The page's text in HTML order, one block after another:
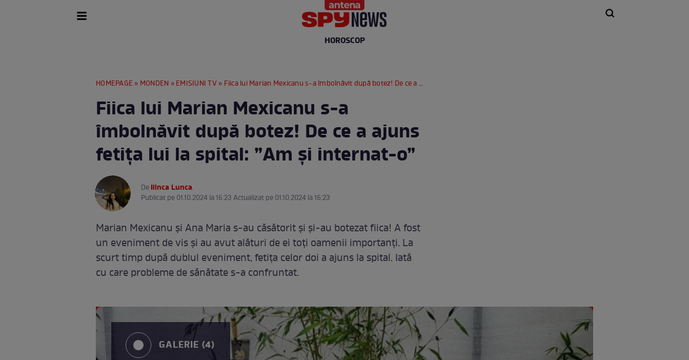
HOROSCOP
HOMEPAGE » MONDEN »EMISIUNI TV» Fiica lui Marian Mexicanu s-a îmbolnăvit după botez! De ce a ajuns fetița lui la spital: ”Am și internat-o”
Fiica lui Marian Mexicanu s-a
îmbolnăvit după botez! De ce a ajuns
fetița lui la spital: ”Am și internat-o”
DeIlinca Lunca.
Publicat pe 01.10.2024 la 16:23 Actualizat pe 01.10.2024 la 16:23
Marian Mexicanu și Ana Maria s-au căsătorit și și-au botezat fiica! A fost
un eveniment de vis și au avut alături de ei toți oamenii importanți. La
scurt timp după dublul eveniment, fetița celor doi a ajuns la spital. Iată
cu care probleme de sănătate s-a confruntat.
GALERIE (4)